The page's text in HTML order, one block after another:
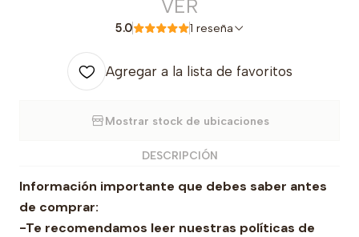
VER
5.0 1 reseña
Agregar a la lista de favoritos
Mostrar stock de ubicaciones
DESCRIPCIÓN
Información importante que debes saber antes
de comprar:
-Te recomendamos leer nuestras políticas de